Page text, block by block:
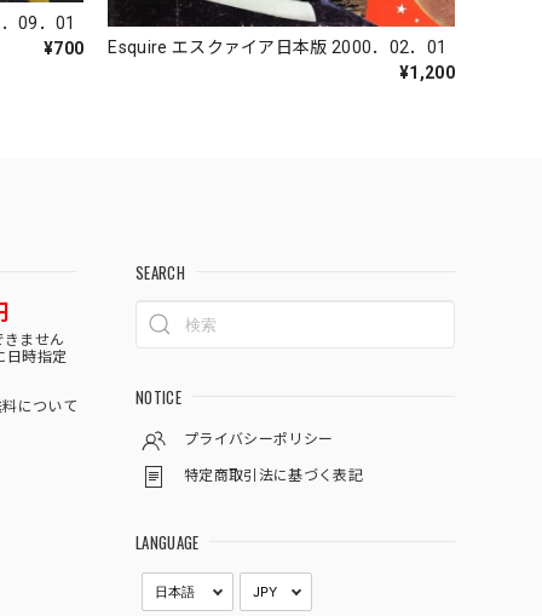
09．01
¥700
Esquire エスクァイア日本版 2000．02．01
¥1,200
きません
日時指定
について
SEARCH
NOTICE
プライバシーポリシー
特定商取引法に基づく表記
LANGUAGE